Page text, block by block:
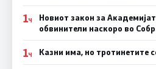
1Ч
Новиот закон за
обвинители наскоро во
1Ч Казни има, но тротинетите